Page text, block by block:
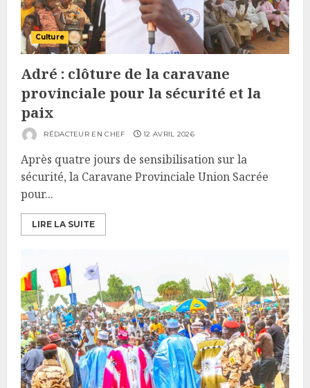
Culture
Adré : clôture de la caravane
provinciale pour la sécurité et la
paix
RÉDACTEUR EN CHEF 12 AVRIL 2026
Après quatre jours de sensibilisation sur la
sécurité, la Caravane Provinciale Union Sacrée
pour...
LIRE LA SUITE